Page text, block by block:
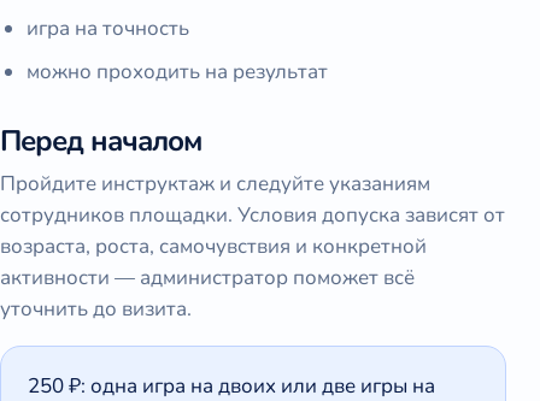
игра на точность
можно проходить на результат
Перед началом
Пройдите инструктаж и следуйте указаниям
сотрудников площадки. Условия допуска зависят от
возраста, роста, самочувствия и конкретной
активности — администратор поможет всё
уточнить до визита.
250 ₽: одна игра на двоих или две игры на